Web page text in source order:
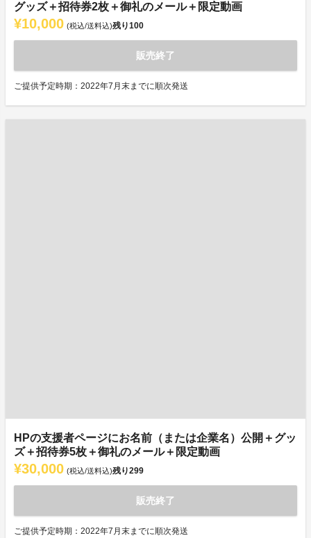
グッズ＋招待券2枚＋御礼のメール＋限定動画
¥10,000 (税込/送料込)残り100
販売終了
ご提供予定時期：2022年7月末までに順次発送
HPの支援者ページにお名前（または企業名）公開＋グッ
ズ＋招待券5枚＋御礼のメール＋限定動画
¥30,000 (税込/送料込)残り299
販売終了
ご提供予定時期：2022年7月末までに順次発送